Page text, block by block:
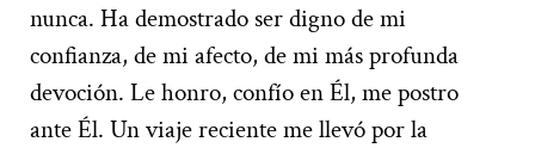
nunca. Ha demostrado ser digno de mi
confianza, de mi afecto, de mi más profunda
devoción. Le honro, confío en Él, me postro
ante Él. Un viaje reciente me llevó por la